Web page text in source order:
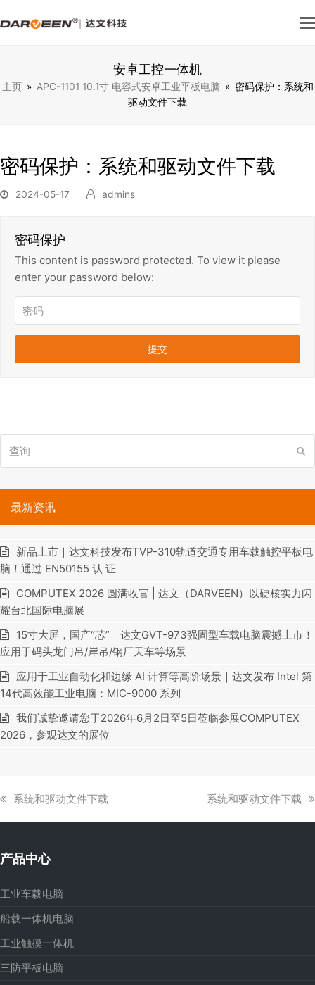
安卓工控一体机
主页 » APC-1101 10.1寸 电容式安卓工业平板电脑 » 密码保护：系统和
驱动文件下载
密码保护：系统和驱动文件下载
2024-05-17 admins
密码保护
This content is password protected. To view it please
enter your password below:
询
最新资讯
新品上市｜达文科技发布TVP-310轨道交通专用车载触控平板电
脑！通过 EN50155 认 证
COMPUTEX 2026 圆满收官 | 达文（DARVEEN）以硬核实力闪
耀台北国际电脑展
15寸大屏，国产“芯”｜达文GVT-973强固型车载电脑震撼上市！
应用于码头龙门吊/岸吊/钢厂天车等场景
应用于工业自动化和边缘 AI 计算等高阶场景｜达文发布 Intel 第
14代高效能工业电脑：MIC-9000 系列
我们诚挚邀请您于2026年6月2日至5日莅临参展COMPUTEX
2026，参观达文的展位
上
章:
系统和驱动文件下载
下
系统和驱动文件下载
产品中心
工业车载电脑
船载一体机电脑
工业触摸一体机
三防平板电脑